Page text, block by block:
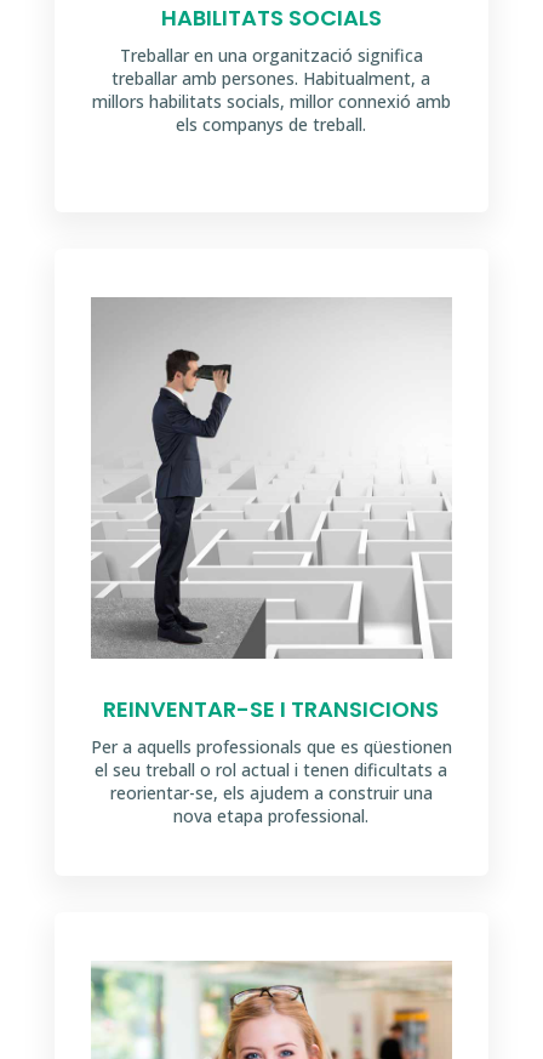
HABILITATS SOCIALS
Treballar en una organització significa
treballar amb persones. Habitualment, a
millors habilitats socials, millor connexió amb
els companys de treball.
REINVENTAR-SE I TRANSICIONS
Per a aquells professionals que es qüestionen
el seu treball o rol actual i tenen dificultats a
reorientar-se, els ajudem a construir una
nova etapa professional.